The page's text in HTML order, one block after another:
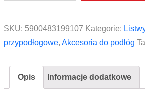
do
Evo
LP70
SKU: 5900483199107 Kategorie:
przypodłogowe, Akcesoria do podłóg
Opis Informacje dodatkowe